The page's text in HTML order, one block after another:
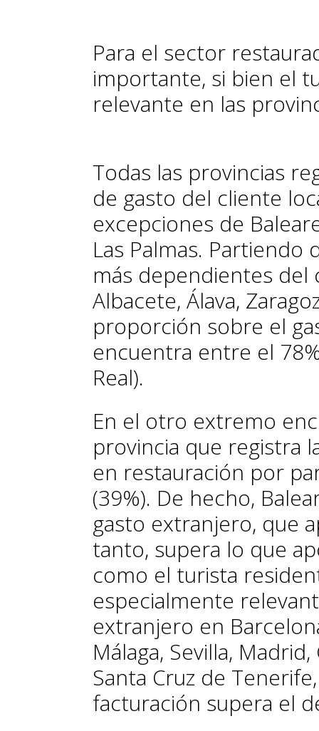
Para el sector
importante, si bien el
relevante en las
Todas las provincias
de gasto del cliente
excepciones de
Las Palmas. Partiendo
más dependientes del
Albacete, Álava,
proporción sobre el
encuentra entre el
Real).
En el otro extremo
provincia que registra
en restauración por
(39%). De hecho,
gasto extranjero, que
tanto, supera lo que
como el turista
especialmente
extranjero en
Málaga, Sevilla,
Santa Cruz de
facturación supera el